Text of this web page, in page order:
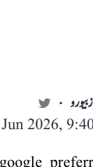
بیورو
2026,